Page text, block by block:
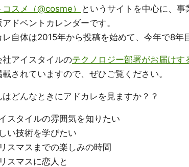
スメ（@cosme）
というサイトを中心に、
ドベントカレンダーです。
レ自体は2015年から投稿を始めて、今年で8年
社アイスタイルのテクノロジー部署がお届け
されていますので、ぜひご覧ください。
はどんなときにアドカレを見ますか？？
スタイルの雰囲気を知りたい
い技術を学びたい
スマスまでの楽しみの時間
スマスに恋人と